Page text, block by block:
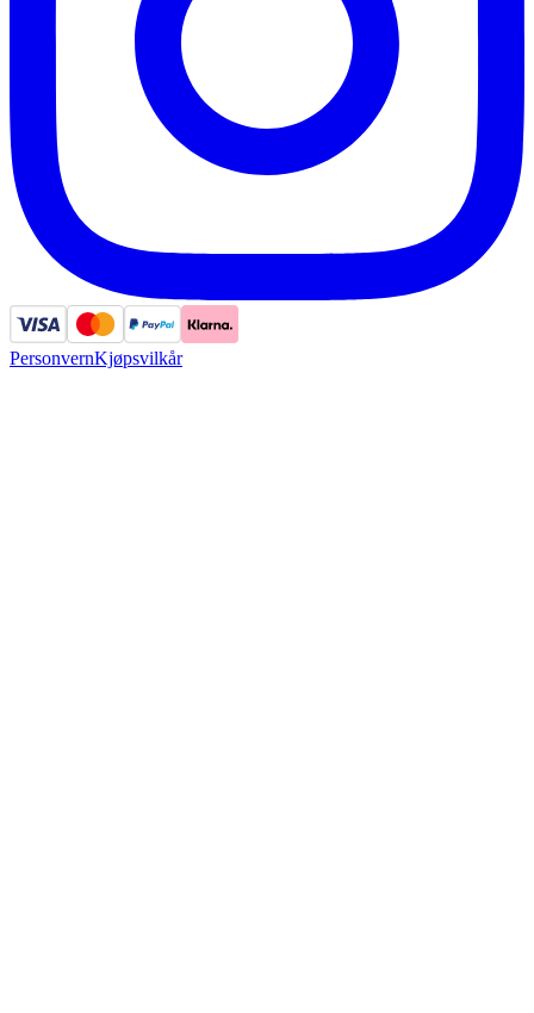
PersonvernKjøpsvilkår